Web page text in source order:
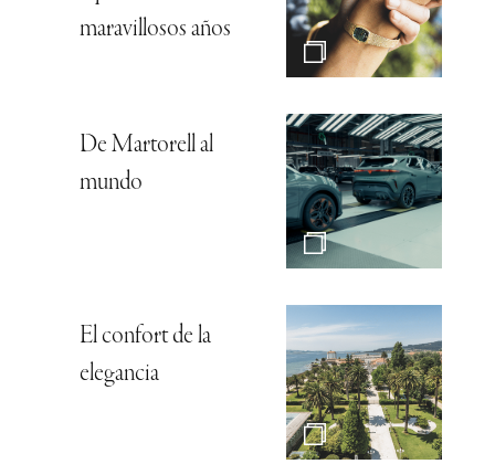
maravillosos años
De Martorell al
mundo
El confort de la
elegancia